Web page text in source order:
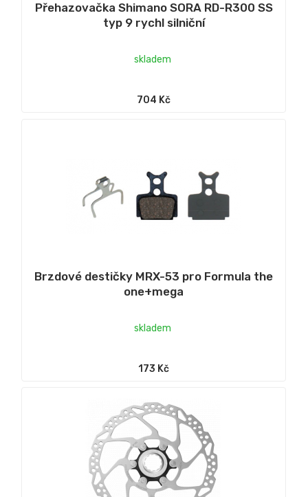
Přehazovačka Shimano SORA RD-R300 SS
typ 9 rychl silniční
skladem
704 Kč
Brzdové destičky MRX-53 pro Formula the
one+mega
skladem
173 Kč